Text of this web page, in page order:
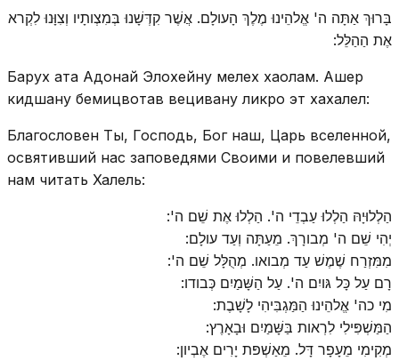
בָּרוּךְ אַתָּה ה' אֱלהֵינוּ מֶלֶךְ הָעולָם. אֲשֶׁר קִדְּשָׁנוּ בְּמִצְותָיו וְצִוָּנוּ לִקְרא
אֶת הַהַלֵּל:
Барух ата Адонай Элохейну мелех хаолам. Ашер
кидшану бемицвотав вецивану ликро эт хахалел:
Благословен Ты, Господь, Бог наш, Царь вселенной,
освятивший нас заповедями Своими и повелевший
нам читать Халель:
הַלְלוּיָהּ הַלְלוּ עַבְדֵי ה'. הַלְלוּ אֶת שֵׁם ה':
יְהִי שֵׁם ה' מְבורָךְ. מֵעַתָּה וְעַד עולָם:
מִמִּזְרַח שֶׁמֶשׁ עַד מְבואו. מְהֻלָּל שֵׁם ה':
רָם עַל כָּל גּויִם ה'. עַל הַשָּׁמַיִם כְּבודו:
מִי כה' אֱלהֵינוּ הַמַּגְבִּיהִי לָשָׁבֶת:
הַמַּשְׁפִּילִי לִרְאות בַּשָּׁמַיִם וּבָאָרֶץ:
מְקִימִי מֵעָפָר דָּל. מֵאַשְׁפּת יָרִים אֶבְיון: